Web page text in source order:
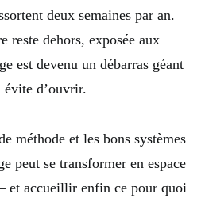
deux semaines par an.
reste dehors, exposée aux
est devenu un débarras géant
évite d’ouvrir.
méthode et les bons systèmes
peut se transformer en espace
accueillir enfin ce pour quoi